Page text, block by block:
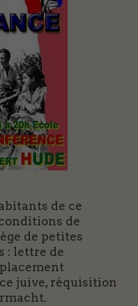
de ce
de
de petites
: lettre de
juive, réquisition